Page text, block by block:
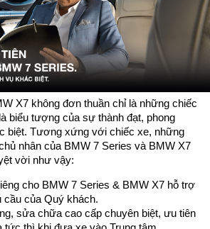
X7 không đơn thuần chỉ là những chiếc
biểu tượng của sự thành đạt, phong
biệt. Tương xứng với chiếc xe, những
nhân của BMW 7 Series và BMW X7
vời như vậy:
cho BMW 7 Series & BMW X7 hỗ trợ
cầu của Quý khách.
sửa chữa cao cấp chuyên biệt, ưu tiên